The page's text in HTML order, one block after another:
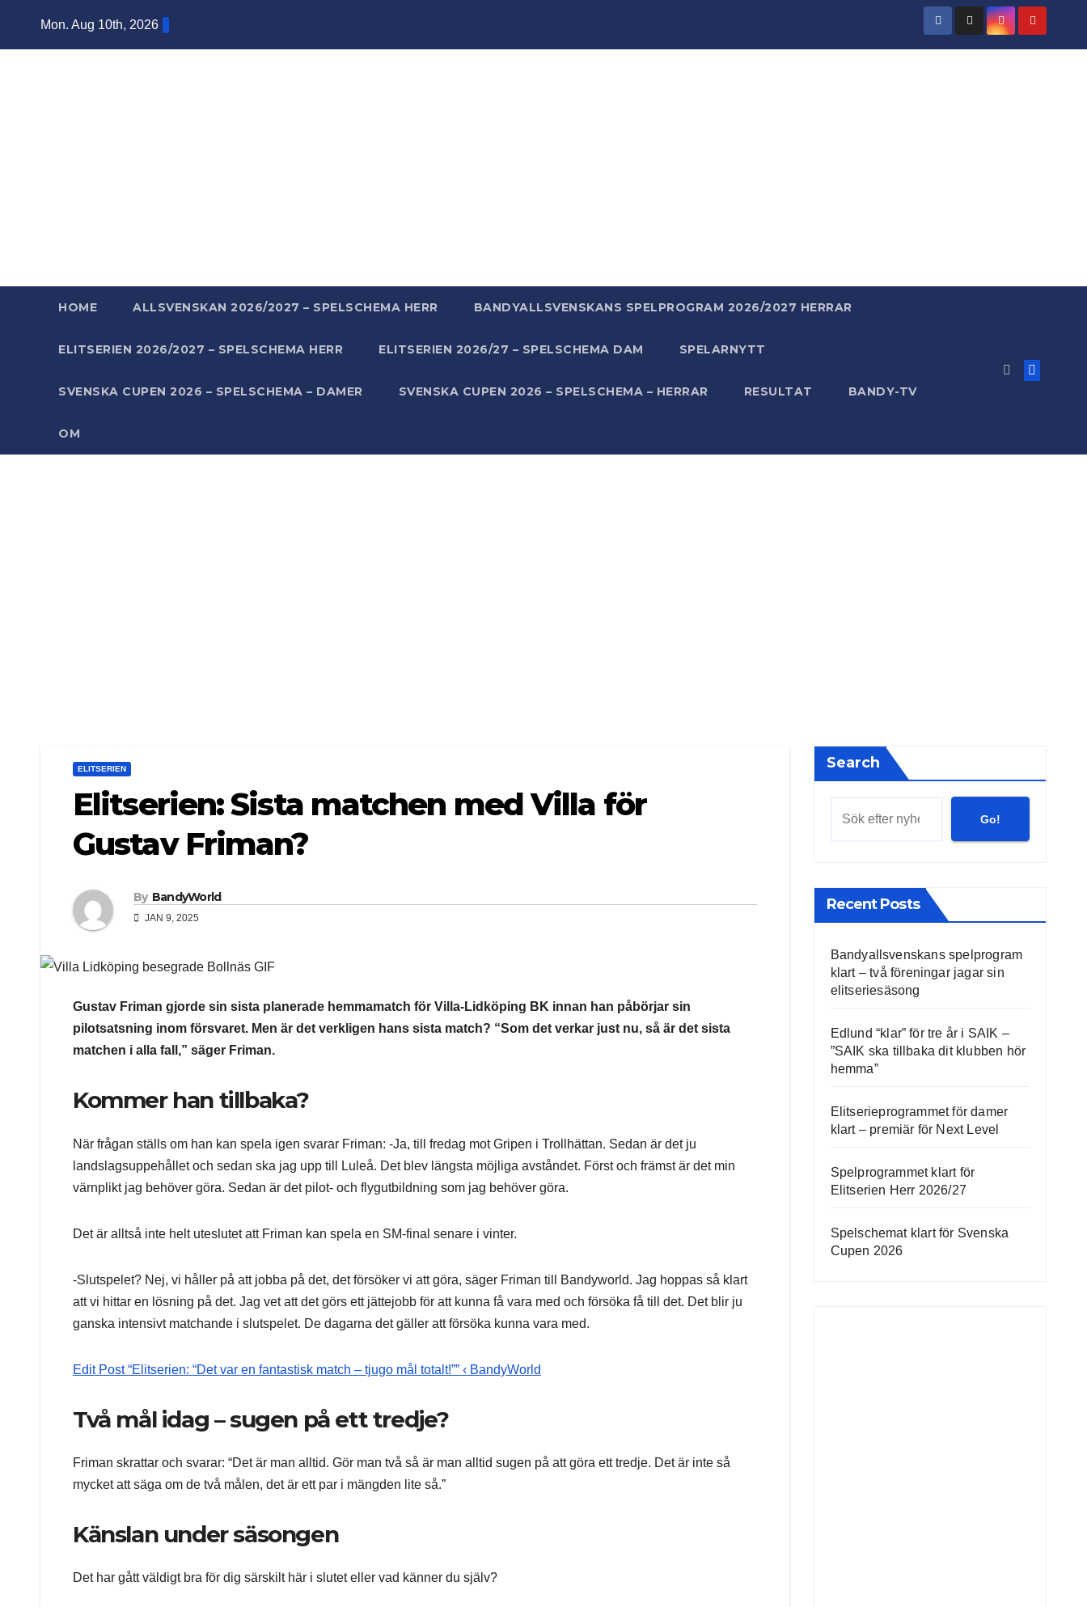
Mon. Aug 10th, 2026
HOME ALLSVENSKAN 2026/2027 – SPELSCHEMA HERR BANDYALLSVENSKANS SPELPROGRAM 2026/2027 HERRAR
ELITSERIEN 2026/2027 – SPELSCHEMA HERR ELITSERIEN 2026/27 – SPELSCHEMA DAM SPELARNYTT
SVENSKA CUPEN 2026 – SPELSCHEMA – DAMER SVENSKA CUPEN 2026 – SPELSCHEMA – HERRAR RESULTAT BANDY-TV
OM
ELITSERIEN
Elitserien: Sista matchen med Villa för
Gustav Friman?
By BandyWorld
JAN 9, 2025
Gustav Friman gjorde sin sista planerade hemmamatch för Villa-Lidköping BK innan han påbörjar sin
pilotsatsning inom försvaret. Men är det verkligen hans sista match? “Som det verkar just nu, så är det sista
matchen i alla fall,” säger Friman.
Kommer han tillbaka?
När frågan ställs om han kan spela igen svarar Friman: -Ja, till fredag mot Gripen i Trollhättan. Sedan är det ju
landslagsuppehållet och sedan ska jag upp till Luleå. Det blev längsta möjliga avståndet. Först och främst är det min
värnplikt jag behöver göra. Sedan är det pilot- och flygutbildning som jag behöver göra.
Det är alltså inte helt uteslutet att Friman kan spela en SM-final senare i vinter.
-Slutspelet? Nej, vi håller på att jobba på det, det försöker vi att göra, säger Friman till Bandyworld. Jag hoppas så klart
att vi hittar en lösning på det. Jag vet att det görs ett jättejobb för att kunna få vara med och försöka få till det. Det blir ju
ganska intensivt matchande i slutspelet. De dagarna det gäller att försöka kunna vara med.
Edit Post “Elitserien: “Det var en fantastisk match – tjugo mål totalt!”” ‹ BandyWorld
Två mål idag – sugen på ett tredje?
Friman skrattar och svarar: “Det är man alltid. Gör man två så är man alltid sugen på att göra ett tredje. Det är inte så
mycket att säga om de två målen, det är ett par i mängden lite så.”
Känslan under säsongen
Det har gått väldigt bra för dig särskilt här i slutet eller vad känner du själv?
Search
Go!
Recent Posts
Bandyallsvenskans spelprogram
klart – två föreningar jagar sin
elitseriesäsong
Edlund “klar” för tre år i SAIK –
”SAIK ska tillbaka dit klubben hör
hemma”
Elitserieprogrammet för damer
klart – premiär för Next Level
Spelprogrammet klart för
Elitserien Herr 2026/27
Spelschemat klart för Svenska
Cupen 2026